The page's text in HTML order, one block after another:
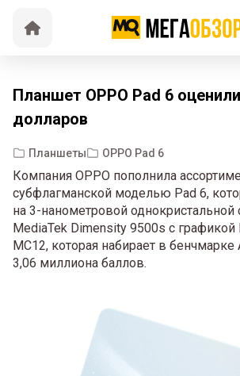
Планшет OPPO Pad 6
долларов
Планшеты OPPO Pad 6
Компания OPPO пополнила
субфлагманской моделью Pad 6,
на 3-нанометровой однокристальной
MediaTek Dimensity 9500s с графикой
MC12, которая набирает в бенчмарке
3,06 миллиона баллов.